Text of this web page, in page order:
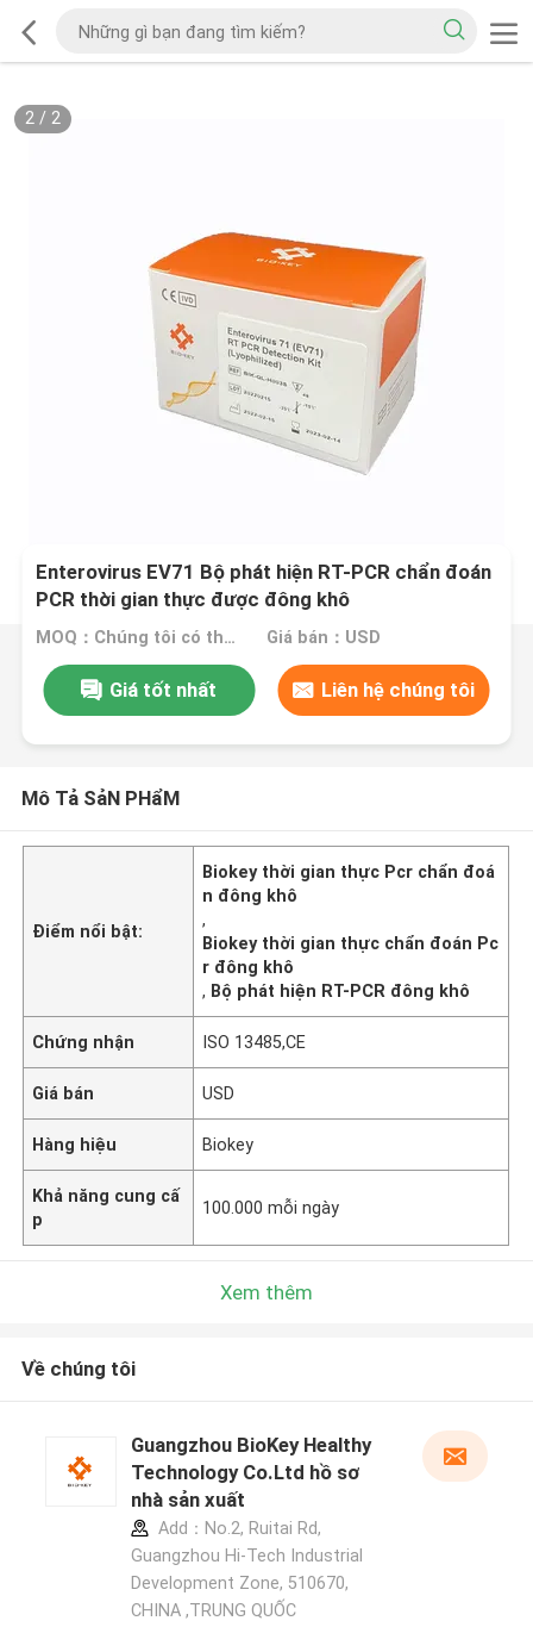
2/ 2
Enterovirus EV71 Bộ phát hiện RT-PCR chẩn đoán
PCR thời gian thực được đông khô
MOQ：Chúng tôi có thể sản xuất bộ dụng cụ dạng lỏng và đông khô Giá bán：USD
Giá tốt nhất Liên hệ chúng tôi
Mô Tả SảN PHẩM
Điểm nổi bật:
Biokey thời gian thực Pcr chẩn đoá
n đông khô
,
Biokey thời gian thực chẩn đoán Pc
r đông khô
, Bộ phát hiện RT-PCR đông khô
Chứng nhận ISO 13485,CE
Giá bán USD
Hàng hiệu Biokey
Khả năng cung cấ
p
100.000 mỗi ngày
Xem thêm
Về chúng tôi
Guangzhou BioKey Healthy
Technology Co.Ltd hồ sơ
nhà sản xuất
Add：No.2, Ruitai Rd,
Guangzhou Hi-Tech Industrial
Development Zone, 510670,
CHINA ,TRUNG QUỐC